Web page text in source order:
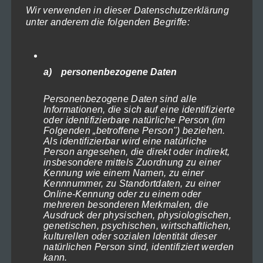
119,00€ – 1.199,00€Preisspanne:
bis
1.199,00€
(inkl. MwSt)
Ausführung wählen
Die
Optionen
auf
Produktseite
gewählt
werden
Deutsch
Suche
Warenkorb
Es befinden sich keine Produkte im Warenkorb.
Währungs-Rechner
Wir verwenden in dieser Datenschutzerklärung
unter anderem die folgenden Begriffe:
a) personenbezogene Daten
Personenbezogene Daten sind alle
Informationen, die sich auf eine identifizierte
oder identifizierbare natürliche Person (im
Folgenden „betroffene Person") beziehen.
Als identifizierbar wird eine natürliche
Person angesehen, die direkt oder indirekt,
insbesondere mittels Zuordnung zu einer
Kennung wie einem Namen, zu einer
Kennnummer, zu Standortdaten, zu einer
Online-Kennung oder zu einem oder
mehreren besonderen Merkmalen, die
Ausdruck der physischen, physiologischen,
genetischen, psychischen, wirtschaftlichen,
kulturellen oder sozialen Identität dieser
natürlichen Person sind, identifiziert werden
kann.